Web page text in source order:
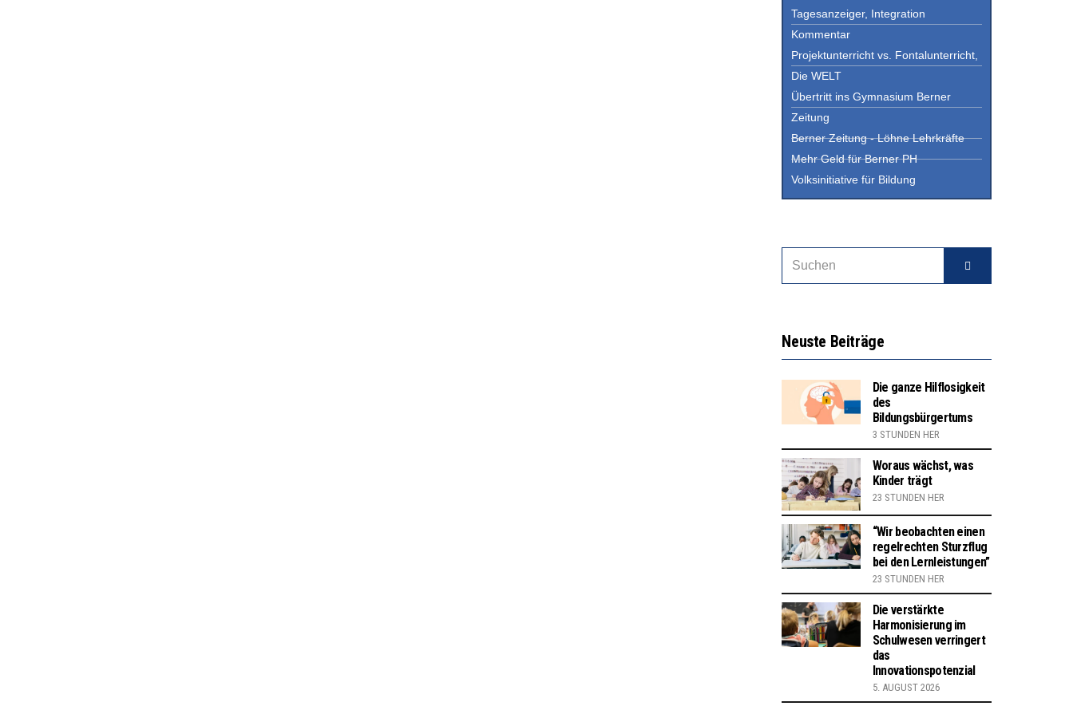
Tagesanzeiger, Integration
Kommentar
Projektunterricht vs. Fontalunterricht,
Die WELT
Übertritt ins Gymnasium Berner
Zeitung
Berner Zeitung - Löhne Lehrkräfte
Mehr Geld für Berner PH
Volksinitiative für Bildung
Neuste Beiträge
Die ganze Hilflosigkeit
des
Bildungsbürgertums
3 STUNDEN HER
Woraus wächst, was
Kinder trägt
23 STUNDEN HER
“Wir beobachten einen
regelrechten Sturzflug
bei den Lernleistungen”
23 STUNDEN HER
Die verstärkte
Harmonisierung im
Schulwesen verringert
das
Innovationspotenzial
5. AUGUST 2026